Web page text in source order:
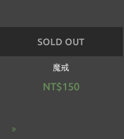
SOLD OUT
魔戒
NT$150